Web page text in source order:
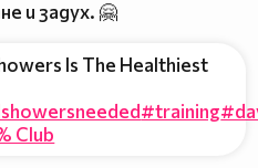
и задух. 🤗
Is The Healthiest
#training
Club